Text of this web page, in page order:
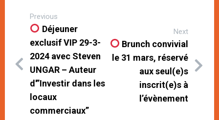
Previous
Déjeuner
exclusif VIP 29-3-
2024 avec Steven
UNGAR – Auteur
d'”Investir dans les
locaux
commerciaux”
Next
Brunch convivial
le 31 mars, réservé
aux seul(e)s
inscrit(e)s à
l’évènement